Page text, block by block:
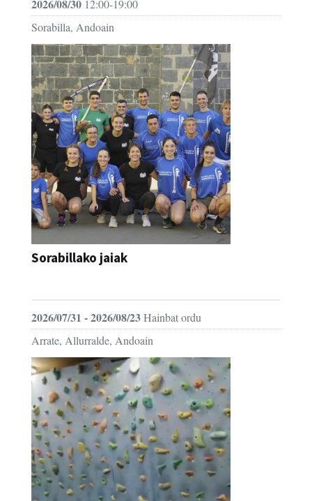
2026/08/30 12:00-19:00
Sorabilla, Andoain
Sorabillako jaiak
2026/07/31 - 2026/08/23Hainbat ordu
Arrate, Allurralde, Andoain